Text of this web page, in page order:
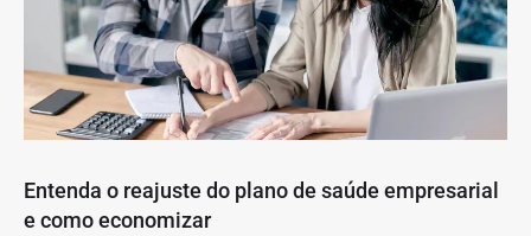
Entenda o reajuste do plano de saúde empresarial
e como economizar